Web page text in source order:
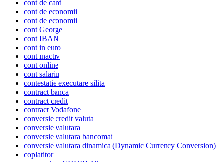
cont de card
cont de economii
cont de economii
cont George
cont IBAN
cont in euro
cont inactiv
cont online
cont salariu
contestatie executare silita
contract banca
contract credit
contract Vodafone
conversie credit valuta
conversie valutara
conversie valutara bancomat
conversie valutara dinamica (Dynamic Currency Conversion)
coplatitor